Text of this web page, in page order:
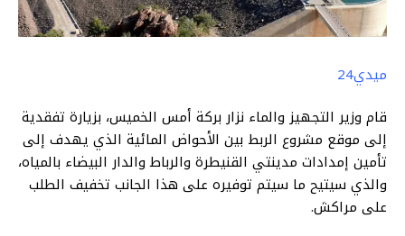
ميدي24
قام وزير التجهيز والماء نزار بركة أمس الخميس، بزيارة تفقدية
إلى موقع مشروع الربط بين الأحواض المائية الذي يهدف إلى
تأمين إمدادات مدينتي القنيطرة والرباط والدار البيضاء بالمياه،
والذي سيتيح ما سيتم توفيره على هذا الجانب تخفيف الطلب
على مراكش.